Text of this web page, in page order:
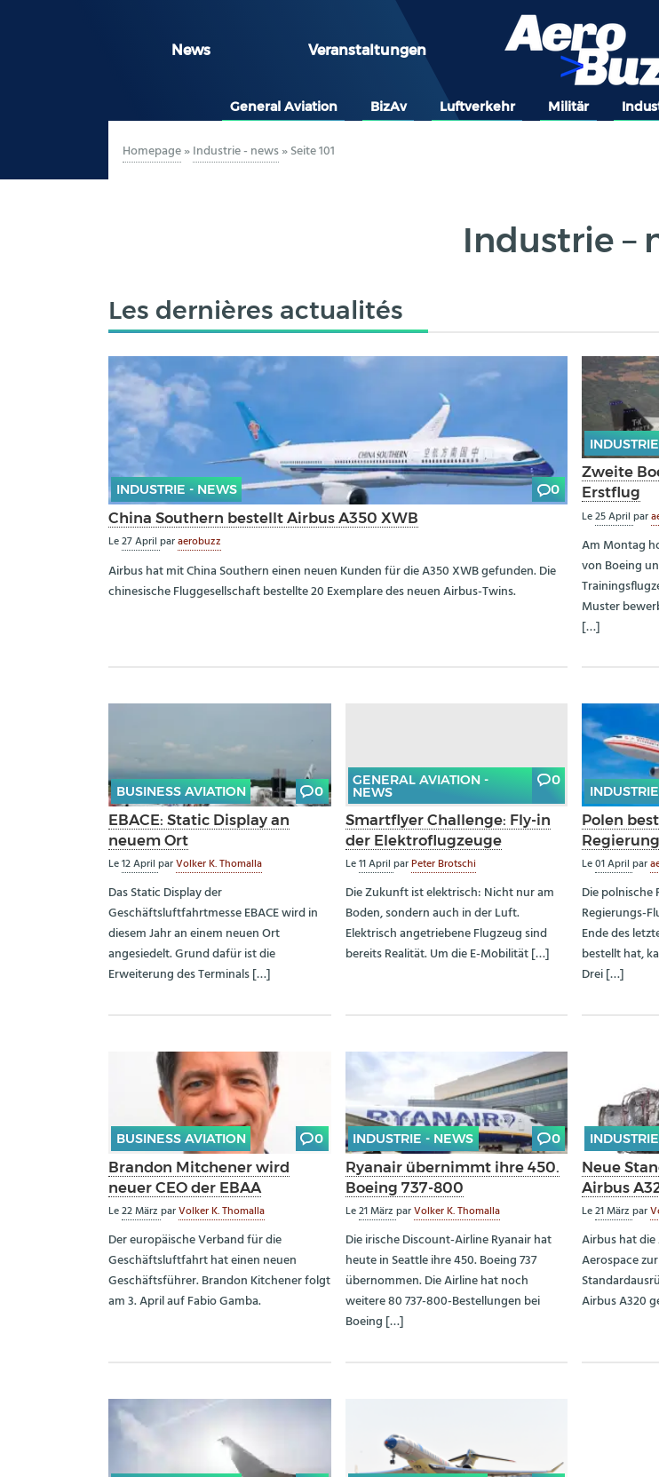
News Veranstaltungen
General Aviation BizAv Luftverkehr Militär
Homepage»Industrie - news»Seite 101
Industrie –
Les dernières actualités
INDUSTRIE - NEWS 0
China Southern bestellt Airbus A350 XWB
Le27 April paraerobuzz
Airbus hat mit China Southern einen neuen Kunden für die A350 XWB gefunden. Die
chinesische Fluggesellschaft bestellte 20 Exemplare des neuen Airbus-Twins.
Zweite
Erstflug
Le25 Aprilpar
Am Montag
von Boeing
Muster
[…]
BUSINESS AVIATION 0
EBACE: Static Display an
neuem Ort
Le12 April parVolker K. Thomalla
Das Static Display der
Geschäftsluftfahrtmesse EBACE wird in
diesem Jahr an einem neuen Ort
angesiedelt. Grund dafür ist die
Erweiterung des Terminals […]
GENERAL AVIATION -
NEWS
0
Smartflyer Challenge: Fly-in
der Elektroflugzeuge
Le11 April parPeter Brotschi
Die Zukunft ist elektrisch: Nicht nur am
Boden, sondern auch in der Luft.
Elektrisch angetriebene Flugzeug sind
bereits Realität. Um die E-Mobilität […]
Polen
Le01 Aprilpar
Die polnische
Regierungs-
Ende des
bestellt hat,
Drei […]
BUSINESS AVIATION 0
Brandon Mitchener wird
neuer CEO der EBAA
Le22 März parVolker K. Thomalla
Der europäische Verband für die
Geschäftsluftfahrt hat einen neuen
Geschäftsführer. Brandon Kitchener folgt
am 3. April auf Fabio Gamba.
INDUSTRIE - NEWS 0
Ryanair übernimmt ihre 450.
Boeing 737-800
Le21 März parVolker K. Thomalla
Die irische Discount-Airline Ryanair hat
heute in Seattle ihre 450. Boeing 737
übernommen. Die Airline hat noch
weitere 80 737-800-Bestellungen bei
Boeing […]
Neue
Airbus
Le21 Märzpar
Airbus hat die
Aerospace
Airbus A320